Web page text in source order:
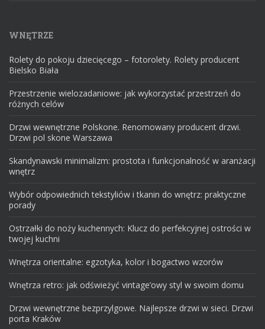
WNĘTRZE
Rolety do pokoju dziecięcego – fotorolety. Rolety producent
Bielsko Biała
Przestrzenie wielozadaniowe: jak wykorzystać przestrzeń do
różnych celów
Drzwi wewnętrzne Polskone. Renomowany producent drzwi.
Drzwi pol skone Warszawa
Skandynawski minimalizm: prostota i funkcjonalność w aranżacji
wnętrz
Wybór odpowiednich tekstyliów i tkanin do wnętrz: praktyczne
porady
Ostrzałki do noży kuchennych: Klucz do perfekcyjnej ostrości w
twojej kuchni
Wnętrza orientalne: egzotyka, kolor i bogactwo wzorów
Wnętrza retro: jak odświeżyć vintage’owy styl w swoim domu
Drzwi wewnętrzne bezprzylgowe. Najlepsze drzwi w sieci. Drzwi
porta Kraków